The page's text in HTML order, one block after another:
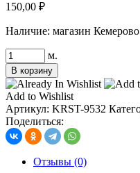
150,00 ₽
Наличие: магазин
Количество
товара
кружево-
стрейч
30239,
шир
195
мм,
м.
В корзину
Add to Wishlist
Артикул: KRST-9532
Поделиться:
Отзывы (0)